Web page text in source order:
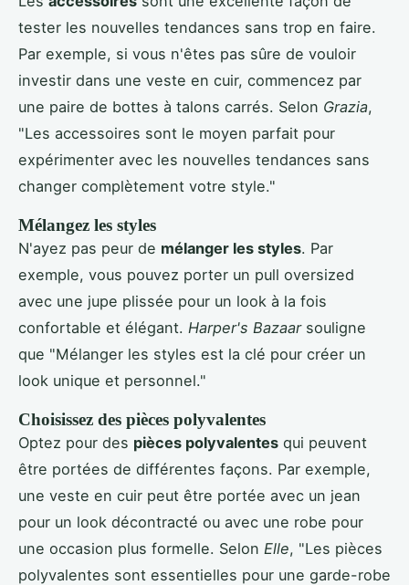
tester les nouvelles tendances sans trop en faire.
Par exemple, si vous n'êtes pas sûre de vouloir
investir dans une veste en cuir, commencez par
une paire de bottes à talons carrés. Selon Grazia,
"Les accessoires sont le moyen parfait pour
expérimenter avec les nouvelles tendances sans
changer complètement votre style."
Mélangez les styles
N'ayez pas peur de mélanger les styles. Par
exemple, vous pouvez porter un pull oversized
avec une jupe plissée pour un look à la fois
confortable et élégant. Harper's Bazaarsouligne
que "Mélanger les styles est la clé pour créer un
look unique et personnel."
Choisissez des pièces polyvalentes
Optez pour des pièces polyvalentes qui peuvent
être portées de différentes façons. Par exemple,
une veste en cuir peut être portée avec un jean
pour un look décontracté ou avec une robe pour
une occasion plus formelle. Selon Elle, "Les pièces
polyvalentes sont essentielles pour une garde-robe